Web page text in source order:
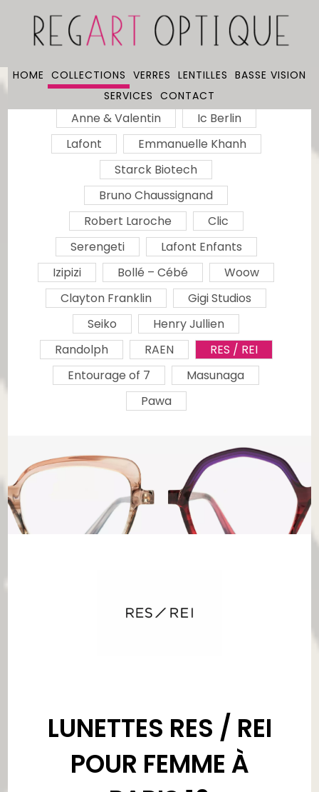
HOME COLLECTIONS VERRES LENTILLES BASSE VISION
SERVICES CONTACT
Anne & Valentin
Ic Berlin
Lafont
Emmanuelle Khanh
Starck Biotech
Bruno Chaussignand
Robert Laroche
Clic
Serengeti
Lafont Enfants
Izipizi
Bollé – Cébé
Woow
Clayton Franklin
Gigi Studios
Seiko
Henry Jullien
Randolph
RAEN
RES / REI
Entourage of 7
Masunaga
Pawa
LUNETTES RES / REI
POUR FEMME À